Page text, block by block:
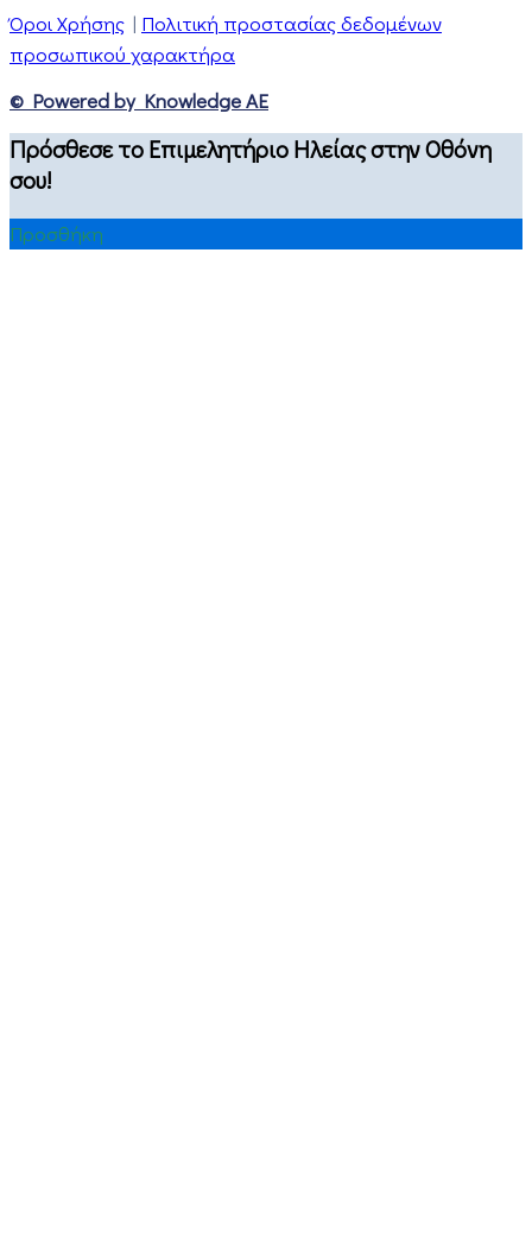
Όροι Χρήσης | Πολιτική προστασίας δεδομένων
προσωπικού χαρακτήρα
© Powered by Knowledge AE
Πρόσθεσε το Επιμελητήριο Ηλείας στην Οθόνη
σου!
Προσθήκη